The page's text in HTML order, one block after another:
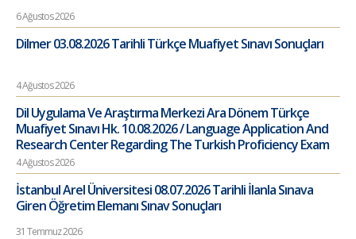
6 Ağustos 2026
Dilmer 03.08.2026 Tarihli Türkçe Muafiyet Sınavı Sonuçları
4 Ağustos 2026
Dil Uygulama Ve Araştırma Merkezi Ara Dönem Türkçe
Muafiyet Sınavı Hk. 10.08.2026 / Language Application And
Research Center Regarding The Turkish Proficiency Exam
4 Ağustos 2026
İstanbul Arel Üniversitesi 08.07.2026 Tarihli İlanla Sınava
Giren Öğretim Elemanı Sınav Sonuçları
31 Temmuz 2026